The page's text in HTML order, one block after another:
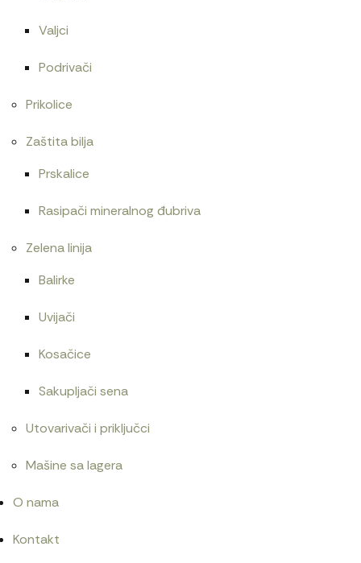
Valjci
Podrivači
Prikolice
Zaštita bilja
Prskalice
Rasipači mineralnog đubriva
Zelena linija
Balirke
Uvijači
Kosačice
Sakupljači sena
Utovarivači i priključci
Mašine sa lagera
O nama
Kontakt